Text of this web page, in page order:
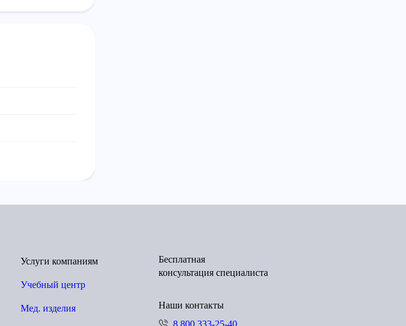
Услуги компаниям
Учебный центр
Мед. изделия
Бесплатная
консультация специалиста
Наши контакты
8 800 333-25-40